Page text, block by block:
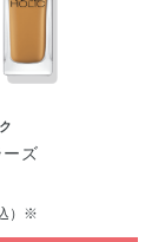
ーズ
）※